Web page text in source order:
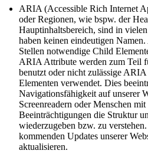
ARIA (Accessible Rich Internet
oder Regionen, wie bspw. der
Hauptinhaltsbereich, sind in
haben keinen eindeutigen
Stellen notwendige Child
ARIA Attribute werden zum Teil
benutzt oder nicht zulässige
Elementen verwendet. Dies
Navigationsfähigkeit auf unserer
Screenreadern oder Menschen
Beeinträchtigungen die Struktur
wiederzugeben bzw. zu
kommenden Updates unserer
aktualisieren.